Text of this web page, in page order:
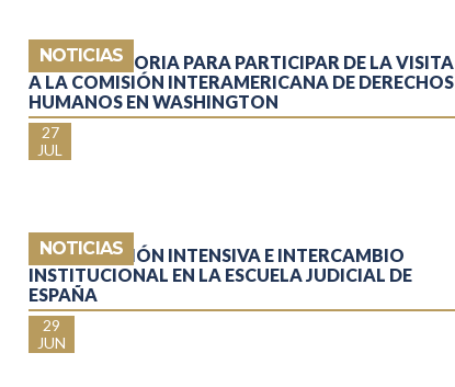
NOTICIAS
CONVOCATORIA PARA PARTICIPAR DE LA VISITA
A LA COMISIÓN INTERAMERICANA DE DERECHOS
HUMANOS EN WASHINGTON
27
JUL
NOTICIAS
CAPACITACIÓN INTENSIVA E INTERCAMBIO
INSTITUCIONAL EN LA ESCUELA JUDICIAL DE
ESPAÑA
29
JUN